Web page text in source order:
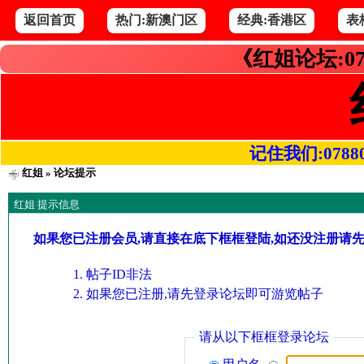
返回首页 热门:新澳门区 经典:香港区 表
《红姐论坛
记住我们
红姐» 论坛提示
红姐 提示信息
如果您已注册会员,请直接在底下框框登陆,如还没注册请
帖子ID非法
如果您已注册,请先登录论坛即可游览帖子
请从以下框框登录论坛